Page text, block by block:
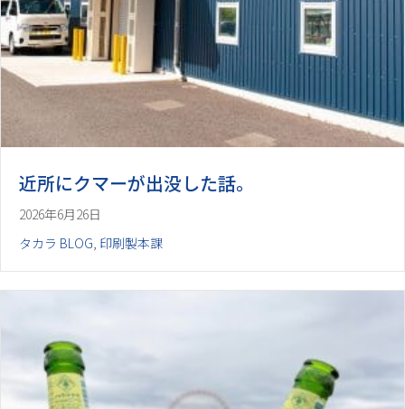
近所にクマーが出没した話。
2026年6月26日
タカラ BLOG, 印刷製本課